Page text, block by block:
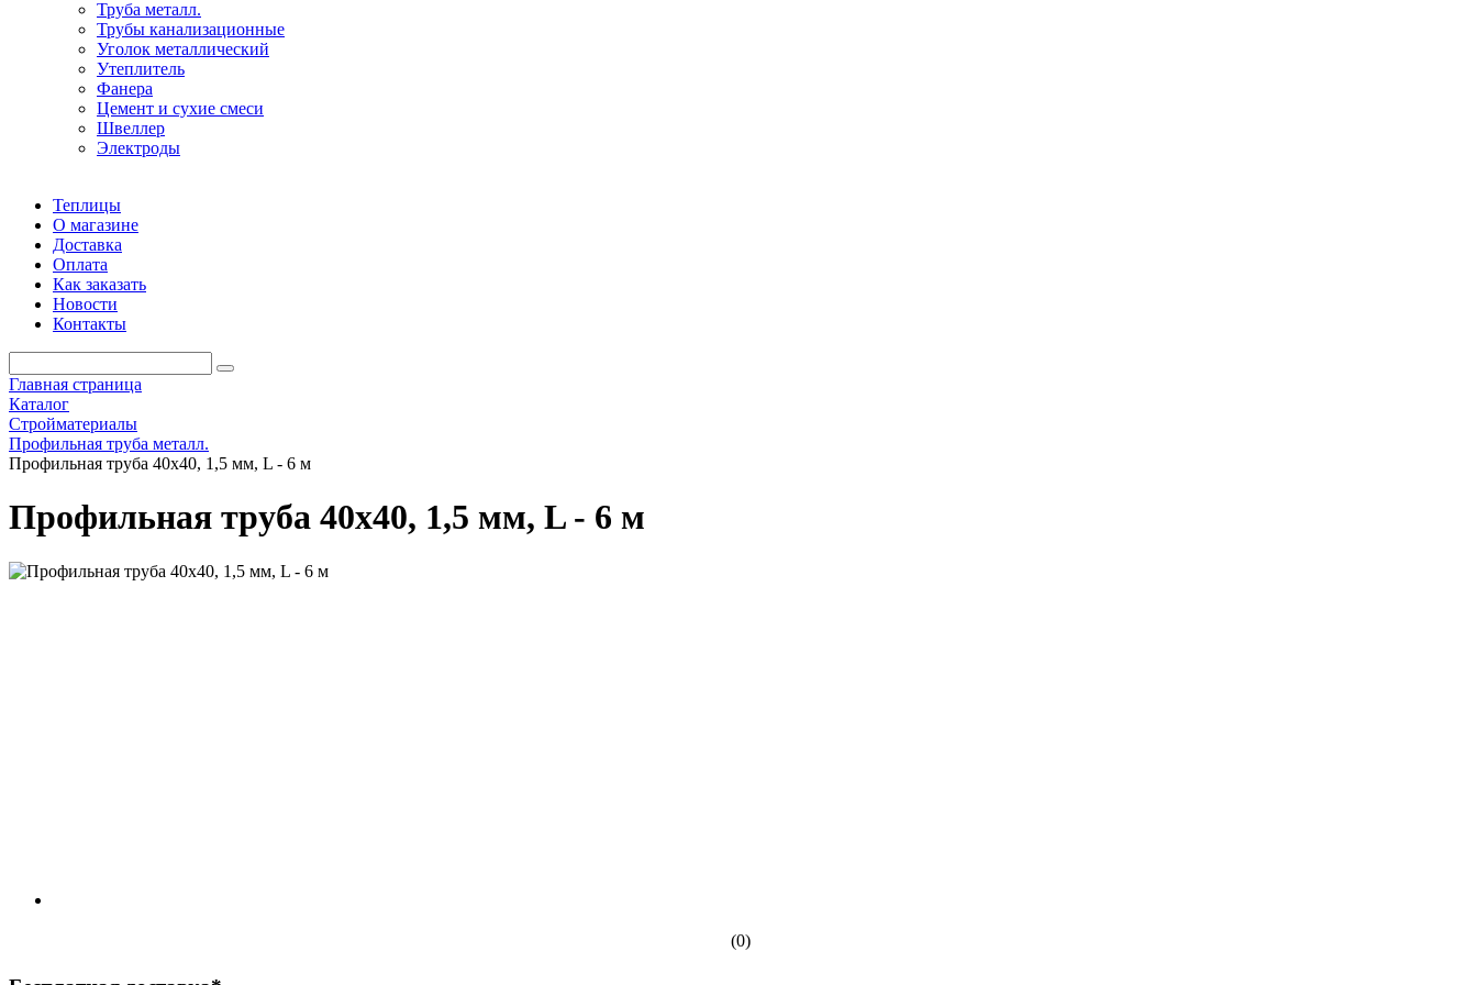
Труба металл.
Трубы канализационные
Уголок металлический
Утеплитель
Фанера
Цемент и сухие смеси
Швеллер
Электроды
Теплицы
О магазине
Доставка
Оплата
Как заказать
Новости
Контакты
Главная страница
Каталог
Стройматериалы
Профильная труба металл.
Профильная труба 40х40, 1,5 мм, L - 6 м
Профильная труба 40х40, 1,5 мм, L - 6 м
(0)